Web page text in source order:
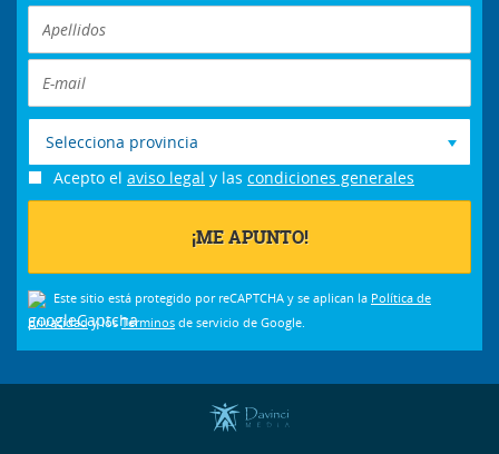
Selecciona provincia
Acepto el aviso legal y las condiciones generales
Este sitio está protegido por reCAPTCHA y se aplican la Política de
privacidady losTérminos de servicio de Google.